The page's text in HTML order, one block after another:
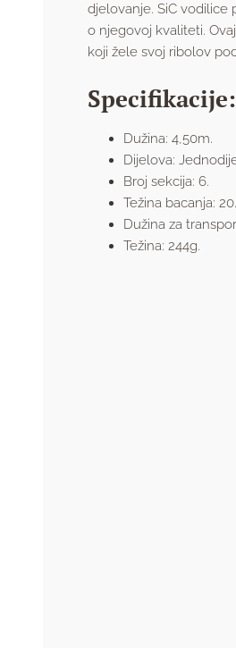
djelovanje. SiC vodilice
o njegovoj kvaliteti.
koji žele svoj ribolov
Specifikacije:
Dužina: 4,50m.
Dijelova:
Broj sekcija: 6.
Težina bacanja:
Dužina za
Težina: 244g.